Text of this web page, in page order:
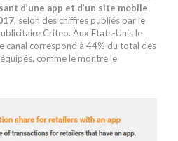
d’une app et d’un site mobile
, selon des chiffres publiés par le
Criteo. Aux Etats-Unis le
canal correspond à 44% du total des
comme le montre le